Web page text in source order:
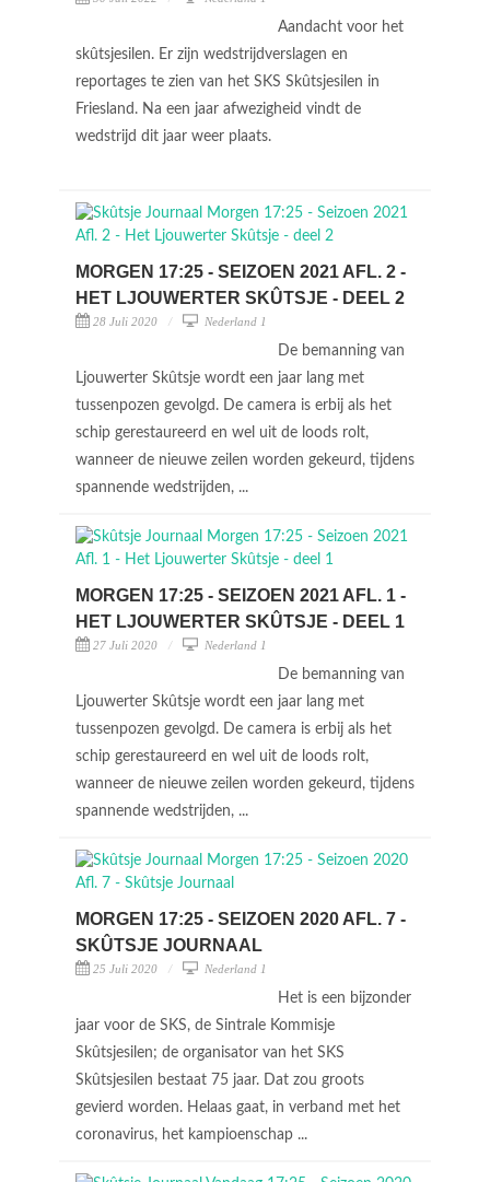
Aandacht voor het
skûtsjesilen. Er zijn wedstrijdverslagen en
reportages te zien van het SKS Skûtsjesilen in
Friesland. Na een jaar afwezigheid vindt de
wedstrijd dit jaar weer plaats.
MORGEN 17:25 - SEIZOEN 2021 AFL. 2 -
HET LJOUWERTER SKÛTSJE - DEEL 2
28 Juli 2020 Nederland 1
De bemanning van
Ljouwerter Skûtsje wordt een jaar lang met
tussenpozen gevolgd. De camera is erbij als het
schip gerestaureerd en wel uit de loods rolt,
wanneer de nieuwe zeilen worden gekeurd, tijdens
spannende wedstrijden, ...
MORGEN 17:25 - SEIZOEN 2021 AFL. 1 -
HET LJOUWERTER SKÛTSJE - DEEL 1
27 Juli 2020 Nederland 1
De bemanning van
Ljouwerter Skûtsje wordt een jaar lang met
tussenpozen gevolgd. De camera is erbij als het
schip gerestaureerd en wel uit de loods rolt,
wanneer de nieuwe zeilen worden gekeurd, tijdens
spannende wedstrijden, ...
MORGEN 17:25 - SEIZOEN 2020 AFL. 7 -
SKÛTSJE JOURNAAL
25 Juli 2020 Nederland 1
Het is een bijzonder
jaar voor de SKS, de Sintrale Kommisje
Skûtsjesilen; de organisator van het SKS
Skûtsjesilen bestaat 75 jaar. Dat zou groots
gevierd worden. Helaas gaat, in verband met het
coronavirus, het kampioenschap ...